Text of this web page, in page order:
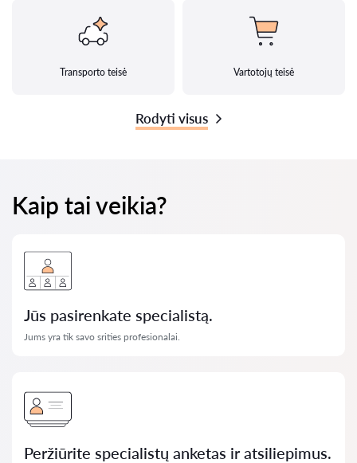
Transporto teisė Vartotojų teisė
Rodyti visus
Kaip tai veikia?
Jūs pasirenkate specialistą.
Jums yra tik savo srities profesionalai.
Peržiūrite specialistų anketas ir atsiliepimus.